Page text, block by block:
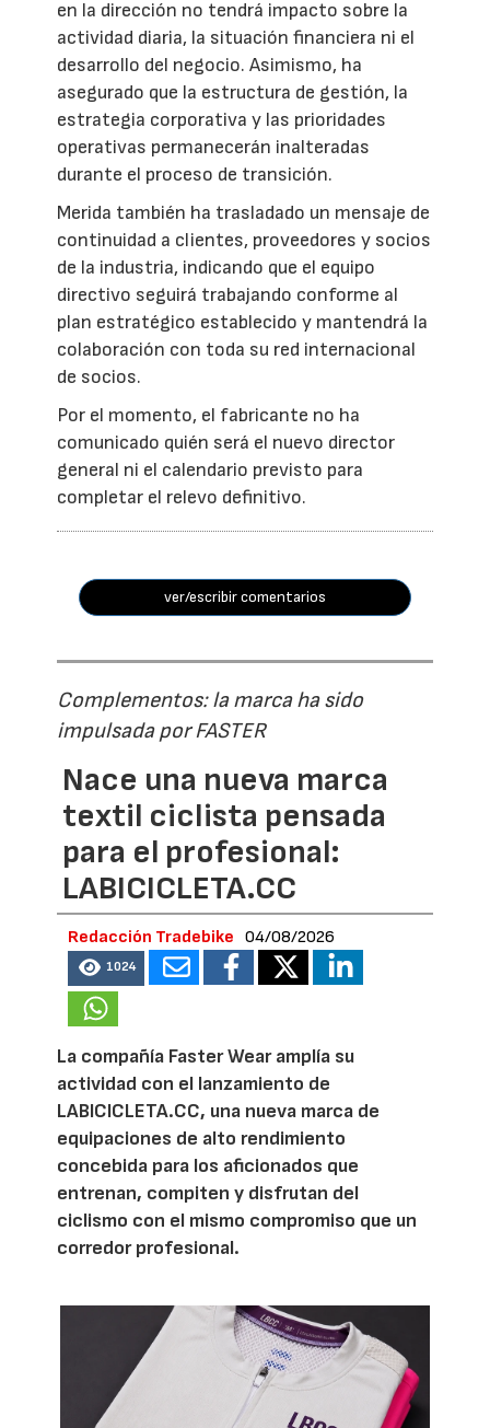
en la dirección no tendrá impacto sobre la
actividad diaria, la situación financiera ni el
desarrollo del negocio. Asimismo, ha
asegurado que la estructura de gestión, la
estrategia corporativa y las prioridades
operativas permanecerán inalteradas
durante el proceso de transición.
Merida también ha trasladado un mensaje de
continuidad a clientes, proveedores y socios
de la industria, indicando que el equipo
directivo seguirá trabajando conforme al
plan estratégico establecido y mantendrá la
colaboración con toda su red internacional
de socios.
Por el momento, el fabricante no ha
comunicado quién será el nuevo director
general ni el calendario previsto para
completar el relevo definitivo.
ver/escribir comentarios
Complementos: la marca ha sido
impulsada por FASTER
Nace una nueva marca
textil ciclista pensada
para el profesional:
LABICICLETA.CC
Redacción Tradebike 04/08/2026
1024
La compañía Faster Wear amplía su
actividad con el lanzamiento de
LABICICLETA.CC, una nueva marca de
equipaciones de alto rendimiento
concebida para los aficionados que
entrenan, compiten y disfrutan del
ciclismo con el mismo compromiso que un
corredor profesional.